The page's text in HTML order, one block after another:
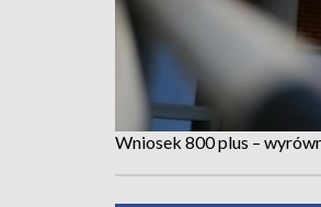
Wniosek 800 plus –